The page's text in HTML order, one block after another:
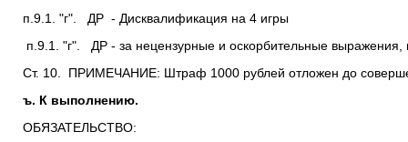
п.9.1. "г". ДР - Дисквалификация на 4 игры
п.9.1. "г". ДР - за нецензурные и оскорбительные выражения,
Ст. 10. ПРИМЕЧАНИЕ: Штраф 1000 рублей отложен до
ъ. К выполнению.
ОБЯЗАТЕЛЬСТВО: